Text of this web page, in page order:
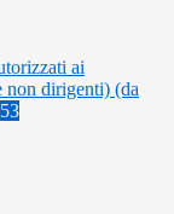
ai
non dirigenti) (da
53